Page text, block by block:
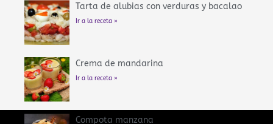
Tarta de alubias con verduras y bacalao
Ir a la receta »
Crema de mandarina
Ir a la receta »
Compota manzana